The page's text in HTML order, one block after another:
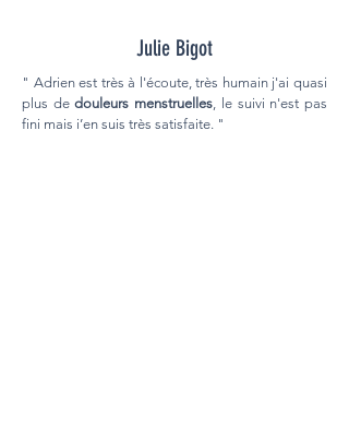
Julie Bigot
" Adrien est très à l'écoute, très humain j'ai quasi
plus dedouleurs menstruelles, le suivi n'est pas
fini mais j’en suis très satisfaite. "